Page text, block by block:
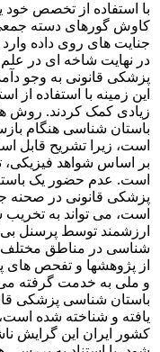
با استفاده از تخصص خود
کاوش گورهای دسته
جنایت های روی داده
در نهایت شاخه ای در
پزشکی قانونی به وجو
این زمینه با استفاده از
زیادی کمک کردند. روش
باستان شناسی هنگام
است، زیرا تشریح قابل
بر اساس شواهد
است. عدم حضور یک
پزشکی قانونی در صحنه
است، می تواند به تخریب
ارزشمند توسط پرسنل بی
شناسی در مناطق مختلف
از پژوهشها و تفحص های
و ملی به خدمت گرفته
باستان شناسی پزشکی
یافته و شناخته شده
کشور ایران این گرایش